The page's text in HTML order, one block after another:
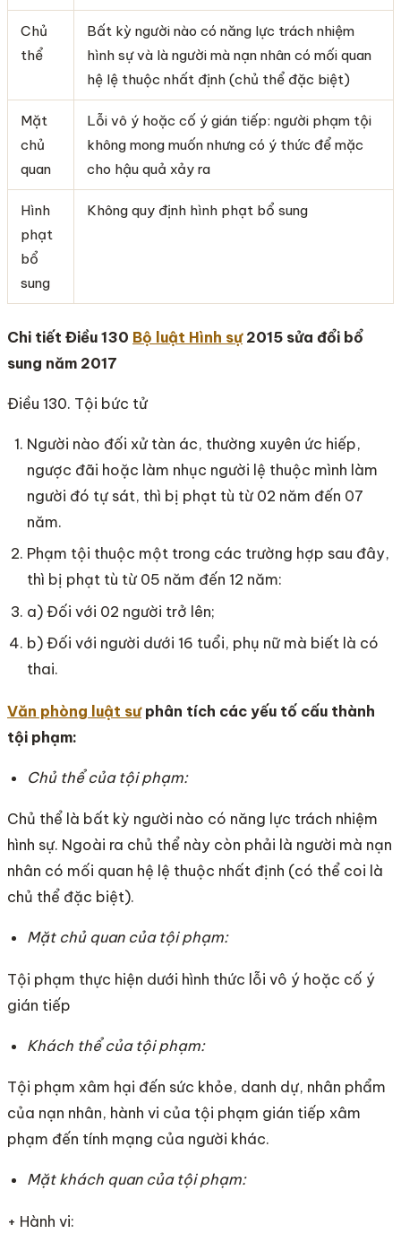
Chủ
thể
Bất kỳ người nào có năng lực trách nhiệm
hình sự và là người mà nạn nhân có mối quan
hệ lệ thuộc nhất định (chủ thể đặc biệt)
Mặt
chủ
quan
Lỗi vô ý hoặc cố ý gián tiếp: người phạm tội
không mong muốn nhưng có ý thức để mặc
cho hậu quả xảy ra
Hình
phạt
bổ
sung
Không quy định hình phạt bổ sung
Chi tiết Điều 130 Bộ luật Hình sự2015 sửa đổi bổ
sung năm 2017
Điều 130. Tội bức tử
Người nào đối xử tàn ác, thường xuyên ức hiếp,
ngược đãi hoặc làm nhục người lệ thuộc mình làm
người đó tự sát, thì bị phạt tù từ 02 năm đến 07
năm.
Phạm tội thuộc một trong các trường hợp sau đây,
thì bị phạt tù từ 05 năm đến 12 năm:
a) Đối với 02 người trở lên;
b) Đối với người dưới 16 tuổi, phụ nữ mà biết là có
thai.
Văn phòng luật sưphân tích các yếu tố cấu thành
tội phạm:
Chủ thể của tội phạm:
Chủ thể là bất kỳ người nào có năng lực trách nhiệm
hình sự. Ngoài ra chủ thể này còn phải là người mà nạn
nhân có mối quan hệ lệ thuộc nhất định (có thể coi là
chủ thể đặc biệt).
Mặt chủ quan của tội phạm:
Tội phạm thực hiện dưới hình thức lỗi vô ý hoặc cố ý
gián tiếp
Khách thể của tội phạm:
Tội phạm xâm hại đến sức khỏe, danh dự, nhân phẩm
của nạn nhân, hành vi của tội phạm gián tiếp xâm
phạm đến tính mạng của người khác.
Mặt khách quan của tội phạm:
+ Hành vi: